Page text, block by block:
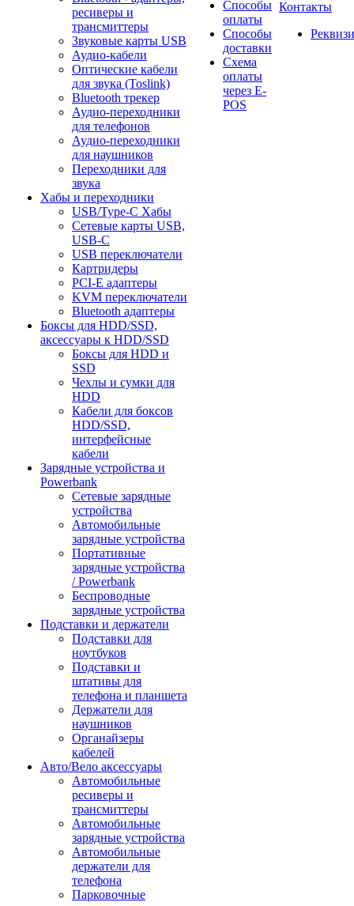
ресиверы и
трансмиттеры
Звуковые карты USB
Аудио-кабели
Оптические кабели
для звука (Toslink)
Bluetooth трекер
Аудио-переходники
для телефонов
Аудио-переходники
для наушников
Переходники для
звука
Хабы и переходники
USB/Type-C Хабы
Сетевые карты USB,
USB-C
USB переключатели
Картридеры
PCI-E адаптеры
KVM переключатели
Bluetooth адаптеры
Боксы для HDD/SSD,
аксессуары к HDD/SSD
Боксы для HDD и
SSD
Чехлы и сумки для
HDD
Кабели для боксов
HDD/SSD,
интерфейсные
кабели
Зарядные устройства и
Powerbank
Сетевые зарядные
устройства
Автомобильные
зарядные устройства
Портативные
зарядные устройства
/ Powerbank
Беспроводные
зарядные устройства
Подставки и держатели
Подставки для
ноутбуков
Подставки и
штативы для
телефона и планшета
Держатели для
наушников
Органайзеры
кабелей
Авто/Вело аксессуары
Автомобильные
ресиверы и
трансмиттеры
Автомобильные
зарядные устройства
Автомобильные
держатели для
телефона
Парковочные
Способы
оплаты
Способы
доставки
Схема
оплаты
через E-
POS
Контакты